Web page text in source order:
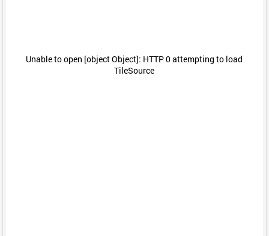
Unable to open [object Object]: HTTP 0 attempting to load
TileSource